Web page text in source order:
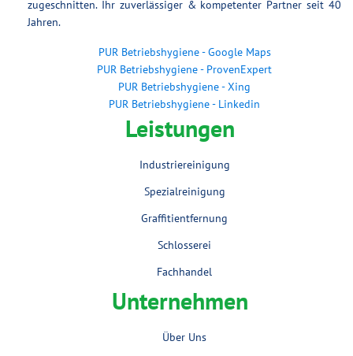
zugeschnitten. Ihr zuverlässiger & kompetenter Partner seit 40
Jahren.
PUR Betriebshygiene - Google Maps
PUR Betriebshygiene - ProvenExpert
PUR Betriebshygiene - Xing
PUR Betriebshygiene - Linkedin
Leistungen
Industriereinigung
Spezialreinigung
Graffitientfernung
Schlosserei
Fachhandel
Unternehmen
Über Uns